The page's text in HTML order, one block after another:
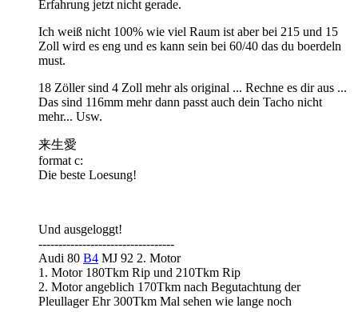
Erfahrung jetzt nicht gerade.
Ich weiß nicht 100% wie viel Raum ist aber bei 215 und 15
Zoll wird es eng und es kann sein bei 60/40 das du boerdeln
must.
18 Zöller sind 4 Zoll mehr als original ... Rechne es dir aus ...
Das sind 116mm mehr dann passt auch dein Tacho nicht
mehr... Usw.
来生愛
format c:
Die beste Loesung!
Und ausgeloggt!
----------------------------------
Audi 80 B4 MJ 92 2. Motor
1. Motor 180Tkm Rip und 210Tkm Rip
2. Motor angeblich 170Tkm nach Begutachtung der
Pleullager Ehr 300Tkm Mal sehen wie lange noch